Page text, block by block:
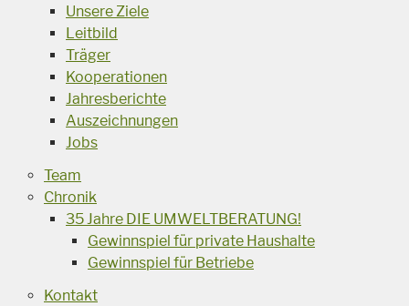
Unsere Ziele
Leitbild
Träger
Kooperationen
Jahresberichte
Auszeichnungen
Jobs
Team
Chronik
35 Jahre DIE UMWELTBERATUNG!
Gewinnspiel für private Haushalte
Gewinnspiel für Betriebe
Kontakt